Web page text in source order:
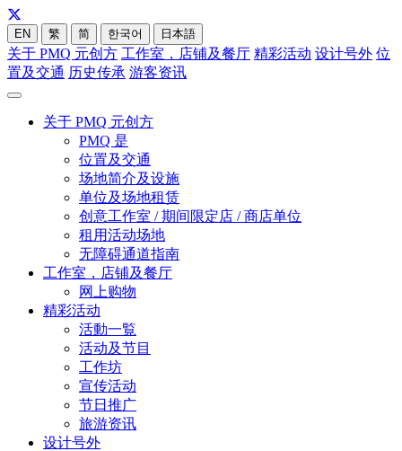
EN 繁 简 한국어 日本語
关于 PMQ 元创方 工作室，店铺及餐厅 精彩活动 设计号外 位
置及交通 历史传承 游客资讯
关于 PMQ 元创方
PMQ 是
位置及交通
场地简介及设施
单位及场地租赁
创意工作室 / 期间限定店 / 商店单位
租用活动场地
无障碍通道指南
工作室，店铺及餐厅
网上购物
精彩活动
活動一覧
活动及节目
工作坊
宣传活动
节日推广
旅游资讯
设计号外